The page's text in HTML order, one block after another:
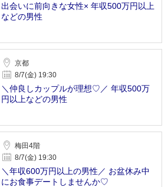
出会いに前向きな女性× 年収500万円以上
などの男性
京都
8/7(金) 19:30
＼仲良しカップルが理想♡／ 年収500万
円以上などの男性
梅田4階
8/7(金) 19:30
＼年収600万円以上の男性／ お盆休み中
にお食事デートしませんか♡